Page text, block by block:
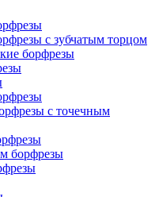
с зубчатым торцом
борфрезы
с точечным
борфрезы